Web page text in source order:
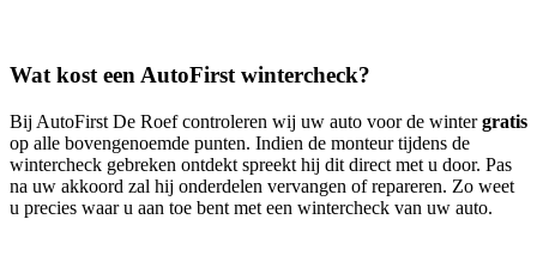
Wat kost een AutoFirst wintercheck?
Bij AutoFirst De Roef controleren wij uw auto voor de wintergratis
op alle bovengenoemde punten. Indien de monteur tijdens de
wintercheck gebreken ontdekt spreekt hij dit direct met u door. Pas
na uw akkoord zal hij onderdelen vervangen of repareren. Zo weet
u precies waar u aan toe bent met een wintercheck van uw auto.